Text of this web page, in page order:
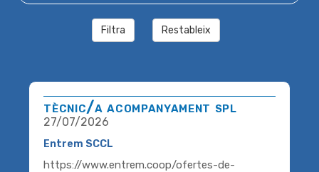
Filtra Restableix
tècnic/a acompanyament spl
27/07/2026
Entrem SCCL
https://www.entrem.coop/ofertes-de-